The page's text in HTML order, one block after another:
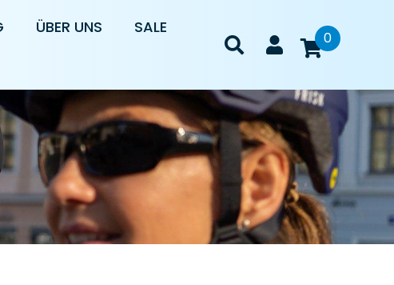
ÜBER UNS
SALE
0